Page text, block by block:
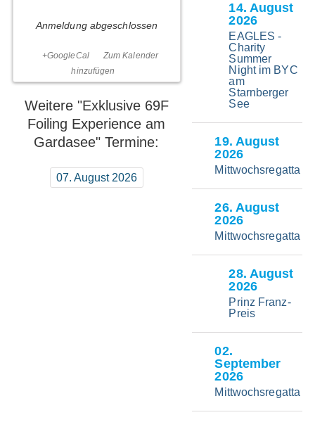
Geschwindigkeit.
Der Bayerische Yacht-Club
bietet seinen Mitgliedern
eine exklusive Möglichkeit,
modernstes High-
Performance-Segeln auf
einem der spektakulärsten
Reviere Europas zu
Gemeinsam mitXaver
Anmeldung abgeschlossen
+GoogleCal
Zum Kalender
hinzufügen
Weitere "Exklusive 69F
Foiling Experience am
Gardasee" Termine:
07. August 2026
14. August
2026
EAGLES -
Charity
Summer
Night im BYC
am
Starnberger
See
19. August
2026
Mittwochsregatta
26. August
2026
Mittwochsregatta
28. August
2026
Prinz Franz-
Preis
02.
September
2026
Mittwochsregatta